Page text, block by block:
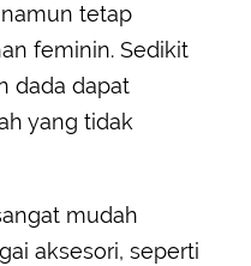
tetap
feminin. Sedikit
dada dapat
yang tidak
mudah
aksesori, seperti